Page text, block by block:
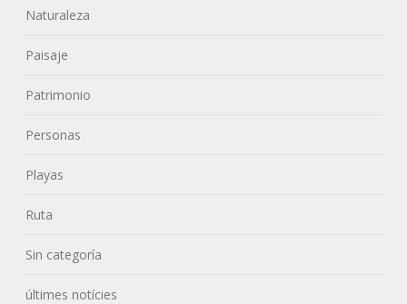
Naturaleza
Paisaje
Patrimonio
Personas
Playas
Ruta
Sin categoría
últimes notícies